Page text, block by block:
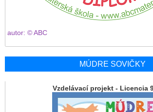
autor: © ABC
MÚDRE SOVIČKY
Vzdelávací projekt - Licencia